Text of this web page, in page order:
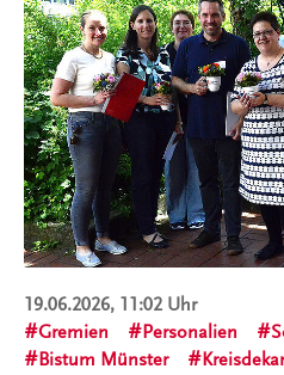
19.06.2026, 11:02 Uhr
Gremien
Personalien
Bistum Münster